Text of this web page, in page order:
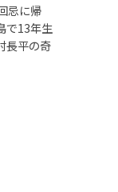
忌に帰
で13年生
長平の奇